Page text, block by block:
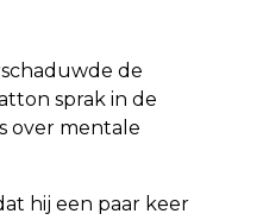
de
sprak in de
over mentale
hij een paar keer